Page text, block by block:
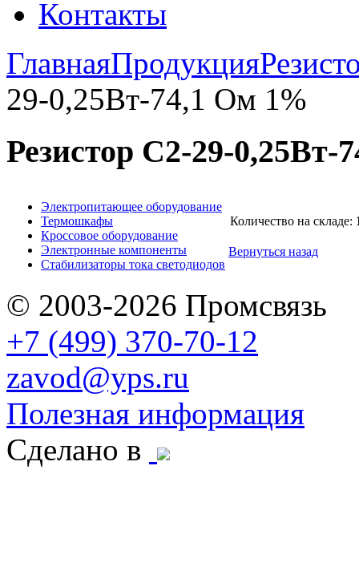
Контакты
ГлавнаяПродукция
29-0,25Вт-74,1 Ом 1%
Резистор С2-29-0,25Вт-
Электропитающее оборудование
Термошкафы
Кроссовое оборудование
Электронные компоненты
Стабилизаторы тока светодиодов
Количество на складе:
Вернуться назад
© 2003-2026 Промсвязь
+7 (499) 370-70-12
zavod@yps.ru
Полезная информация
Сделано в